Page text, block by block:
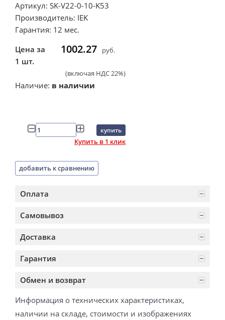
Артикул: SK-V22-0-10-K53
Производитель: IEK
Гарантия: 12 мес.
Цена за
1 шт.
1002.27 руб.
(включая НДС 22%)
Наличие: в наличии
купить
Купить в 1 клик
добавить к сравнению
Оплата
Самовывоз
Доставка
Гарантия
Обмен и возврат
Информация о технических характеристиках,
наличии на складе, стоимости и изображениях